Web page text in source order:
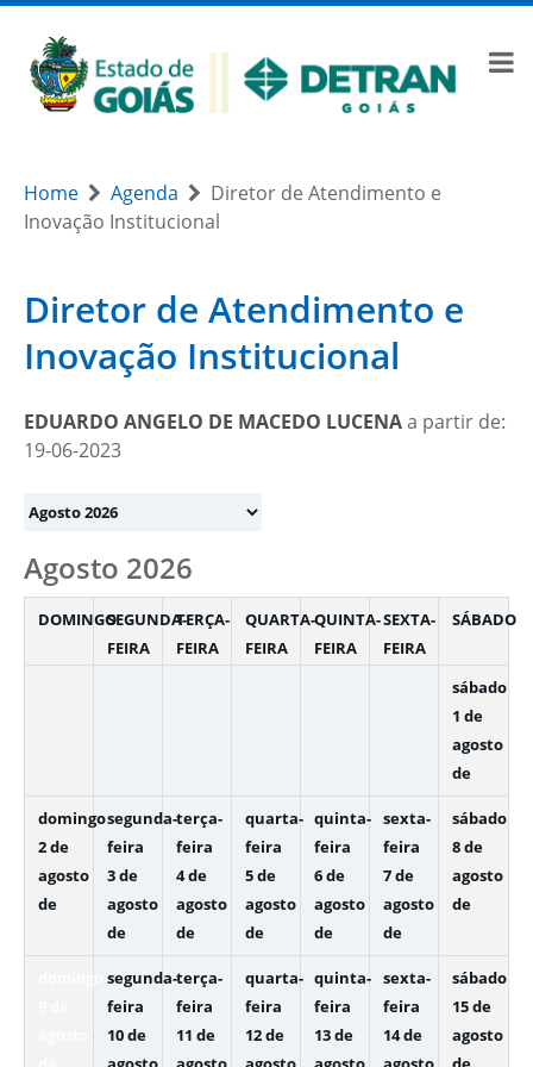
Home Agenda
Diretor de Atendimento e
Inovação Institucional
Diretor de Atendimento e
Inovação Institucional
EDUARDO ANGELO DE MACEDO LUCENAa partir de:
19-06-2023
Month
Agosto 2026
DOMINGOSEGUNDA-
FEIRA
TERÇA-
FEIRA
QUARTA-
FEIRA
QUINTA-
FEIRA
SEXTA-
FEIRA
SÁBADO
sábado
1 de
agosto
de
domingo
2 de
agosto
de
segunda-
feira
3 de
agosto
de
terça-
feira
4 de
agosto
de
quarta-
feira
5 de
agosto
de
quinta-
feira
6 de
agosto
de
sexta-
feira
7 de
agosto
de
sábado
8 de
agosto
de
domingo
segunda-
feira
10 de
terça-
feira
11 de
quarta-
feira
12 de
quinta-
feira
13 de
sexta-
feira
14 de
sábado
15 de
agosto